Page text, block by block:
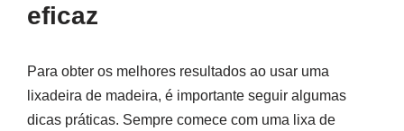
eficaz
Para obter os melhores resultados ao usar uma
lixadeira de madeira, é importante seguir algumas
dicas práticas. Sempre comece com uma lixa de